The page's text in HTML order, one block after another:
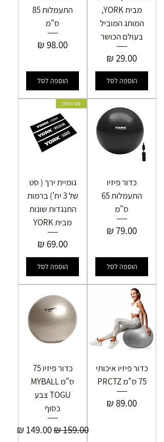
מבית YORK,
המותג המוביל
בעולם הכושר
מחיר
הוספה לסל
התעמלות 85
ס"מ
מחיר
הוספה לסל
כדור פיזיו
התעמלות 65
ס"מ
מחיר
הוספה לסל
סט גומיות
גומיית ירך ( סט
של 3 יח') ברמות
התנגדות שונות
מבית YORK
מחיר
הוספה לסל
כדור פיזיו איכותי
75 ס"מ PRCTZ
מחיר
כדור פיזיו 75
ס"מ MYBALL
TOGU צבע
כסוף
מחיר רגיל‏159.00 ‏₪ מחיר מבצע‏149.00 ‏₪